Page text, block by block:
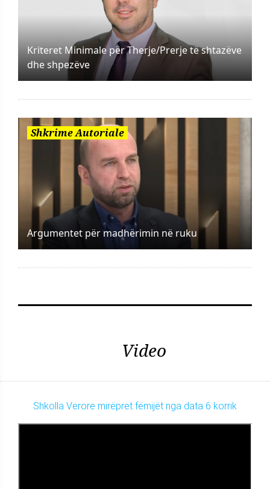
Kriteret Minimale për Therje/Prerje të shtazëve
dhe shpezëve
Shkrime Autoriale
Argumentet për madhërimin në ruku
Video
Shkolla Verore mirëpret fëmijët nga data 6 korrik